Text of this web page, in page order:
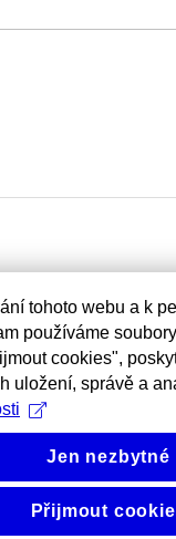
tohoto webu a k
používáme
cookies",
uložení, správě a
Jen nezbytné
Přijmout